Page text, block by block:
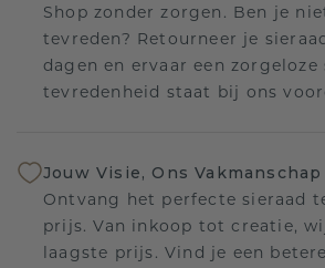
Shop zonder zorgen. Ben je
tevreden? Retourneer je
dagen en ervaar een zorgeloze
tevredenheid staat bij ons
Jouw Visie, Ons Vakmanschap
Ontvang het perfecte sieraad
prijs. Van inkoop tot creatie,
laagste prijs. Vind je een